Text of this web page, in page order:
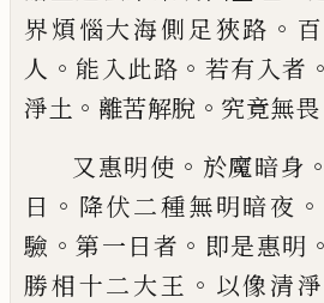
界煩惱大海側足狹路 。
人 。 能入此路 。 若有入者 。
淨土 。 離苦解脫 。 究竟無畏
又惠明使 。 於魔暗身 。
日 。 降伏二種無明暗夜 。
驗 。第一 日者 。 即是惠明
勝相十二大王 。 以像清